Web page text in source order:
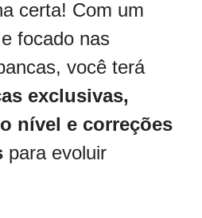
certa! Com um
focado nas
você terá
exclusivas,
nível e correções
para evoluir